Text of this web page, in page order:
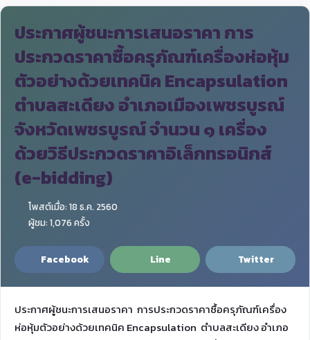
ประกาศผู้ชนะการเสนอราคา การ
ประกวดราคาซื้อครุภัณฑ์เครื่องห่อหุ้ม
ตัวอย่างด้วยเทคนิค Encapsulation
ตำบลสะเดียง อำเภอเมืองเพชรบูรณ์
จังหวัดเพชรบูรณ์ จำนวน ๑ เครื่อง
ด้วยวิธีประกวดราคาอิเล็กทรอนิกส์
(e-bidding)
โพสต์เมื่อ: 18 ธ.ค. 2560
ผู้ชม: 1,076 ครั้ง
Facebook Line Twitter
ประกาศผู้ชนะการเสนอราคา การประกวดราคาซื้อครุภัณฑ์เครื่อง
ห่อหุ้มตัวอย่างด้วยเทคนิค Encapsulation ตำบลสะเดียง อำเภอ